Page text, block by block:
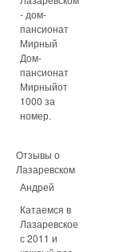
Дом-
пансионат
Мирныйот
1000 за
номер.
Отзывы о
Лазаревском
Андрей
Катаемся в
Лазаревское
с 2011 и